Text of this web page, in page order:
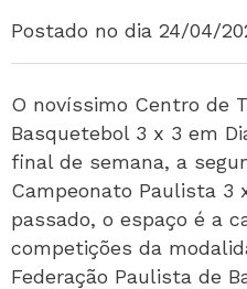
Postado no dia 24/04/
O novíssimo Centro de
Basquetebol 3 x 3 em
final de semana, a
Campeonato Paulista 3
passado, o espaço é a
competições da
Federação Paulista de